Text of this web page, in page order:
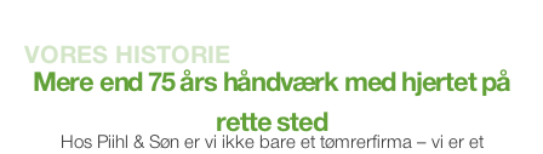
VORES HISTORIE
Mere end 75 års håndværk med hjertet på
rette sted
Hos Piihl & Søn er vi ikke bare et tømrerfirma – vi er et